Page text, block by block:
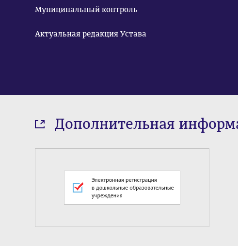
Муниципальный контроль
Актуальная редакция Устава
Дополнительная